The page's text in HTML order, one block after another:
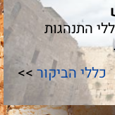
התנהגות
כללי הביקור >>